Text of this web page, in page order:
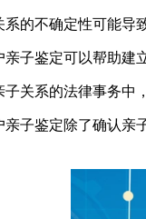
的不确定性可能导
子鉴定可以帮助建
关系的法律事务中
亲子鉴定除了确认